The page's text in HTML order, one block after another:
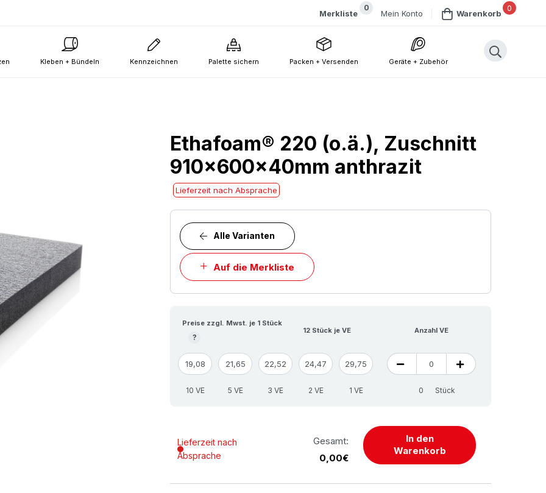
0
Merkliste Mein Konto
0
Warenkorb
Kleben + Bündeln Kennzeichnen Palette sichern Packen + Versenden Geräte + Zubehör
Ethafoam® 220 (o.ä.), Zuschnitt
910x600x40mm anthrazit
Lieferzeit nach Absprache
Auf die Merkliste
Alle Varianten
Preise zzgl. Mwst. je 1 Stück
?
12 Stück je VE Anzahl VE
19,08 21,65 22,52 24,47 29,75
10 VE 5 VE 3 VE 2 VE 1 VE Stück
Lieferzeit nach
Absprache
Gesamt:
0,00€
In den
Warenkorb